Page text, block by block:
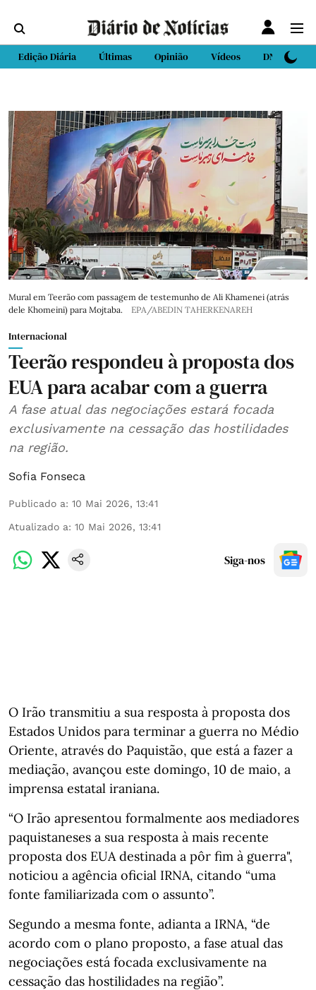
Edição Diária Últimas Opinião Vídeos DN Sport
Mural em Teerão com passagem de testemunho de Ali Khamenei (atrás
dele Khomeini) para Mojtaba.
EPA/ABEDIN TAHERKENAREH
Internacional
Teerão respondeu à proposta dos
EUA para acabar com a guerra
A fase atual das negociações estará focada
exclusivamente na cessação das hostilidades
na região.
Sofia Fonseca
Publicado a: 10 Mai 2026, 13:41
Atualizado a: 10 Mai 2026, 13:41
Siga-nos
O Irão transmitiu a sua resposta à proposta dos
Estados Unidos para terminar a guerra no Médio
Oriente, através do Paquistão, que está a fazer a
mediação, avançou este domingo, 10 de maio, a
imprensa estatal iraniana.
“O Irão apresentou formalmente aos mediadores
paquistaneses a sua resposta à mais recente
proposta dos EUA destinada a pôr fim à guerra",
noticiou a agência oficial IRNA, citando “uma
fonte familiarizada com o assunto”.
Segundo a mesma fonte, adianta a IRNA, “de
acordo com o plano proposto, a fase atual das
negociações está focada exclusivamente na
cessação das hostilidades na região”.